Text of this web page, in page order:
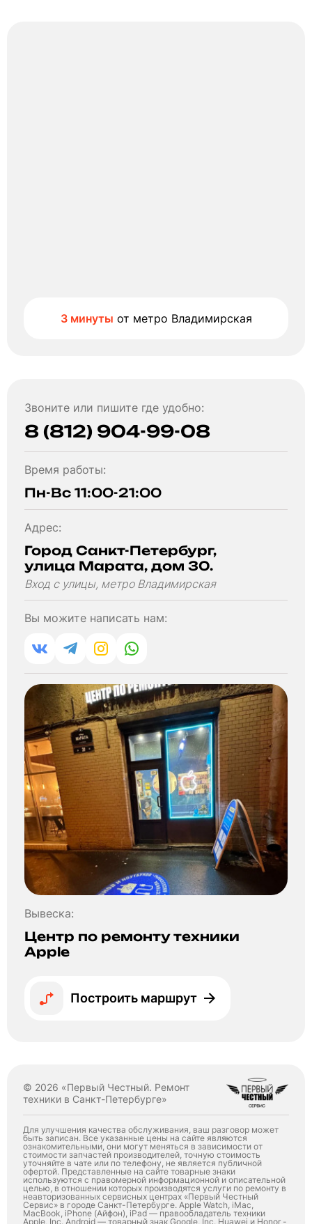
3 минуты от метро Владимирская
Звоните или пишите где удобно:
8 (812) 904-99-08
Время работы:
Пн-Вс 11:00-21:00
Адрес:
Город Санкт-Петербург,
улица Марата, дом 30.
Вход с улицы, метро Владимирская
Вы можите написать нам:
Вывеска:
Центр по ремонту техники
Apple
Построить маршрут
© 2026 «Первый Честный. Ремонт
техники в Санкт-Петербурге»
Для улучшения качества обслуживания, ваш разговор может
быть записан. Все указанные цены на сайте являются
ознакомительными, они могут меняться в зависимости от
стоимости запчастей производителей, точную стоимость
уточняйте в чате или по телефону, не является публичной
офертой. Представленные на сайте товарные знаки
используются с правомерной информационной и описательной
целью, в отношении которых производятся услуги по ремонту в
неавторизованных сервисных центрах «Первый Честный
Сервис» в городе Санкт-Петербурге. Apple Watch, iMac,
MacBook, iPhone (Айфон), iPad — правообладатель техники
Apple, Inc. Android — товарный знак Google, Inc. Huawei и Honor -